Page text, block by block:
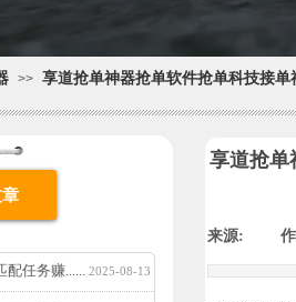
>> 享道抢单神器抢单软件抢单科技接
配任务赚...... 2025-08-13
享道抢单
来源: